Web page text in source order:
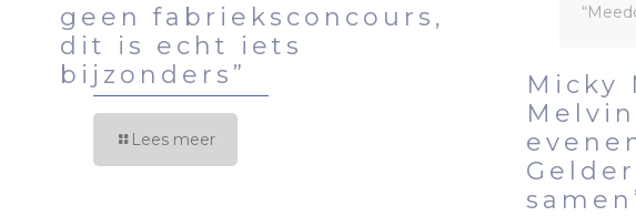
geen fabrieksconcours,
dit is echt iets
bijzonders”
Lees meer
Micky